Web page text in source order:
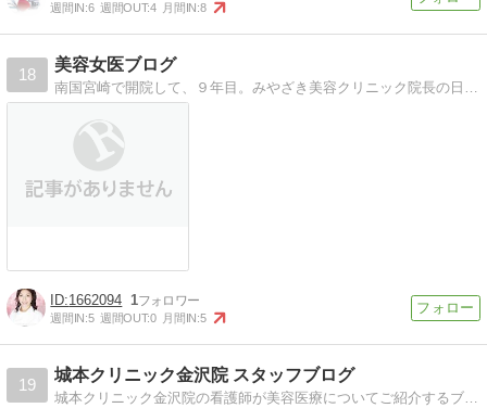
週間IN:6 週間OUT:4 月間IN:8
18
美容女医ブログ
南国宮崎で開院して、９年目。みやざき美容クリニック院長の日記です。地元で最新の美容医療を受けたい!!そんな女性を応援したい気持ちで、日々奮闘中。
1662094 1
週間IN:5 週間OUT:0 月間IN:5
19
城本クリニック金沢院 スタッフブログ
城本クリニック金沢院の看護師が美容医療についてご紹介するブログです。城本クリニックは全国に27院！30年以上の歴史ある美容外科・美容皮膚科クリニックです。